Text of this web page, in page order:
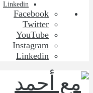
Linkedin
Facebook
Twitter
YouTube
Instagram
Linkedin